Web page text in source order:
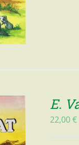
E.
22,00€